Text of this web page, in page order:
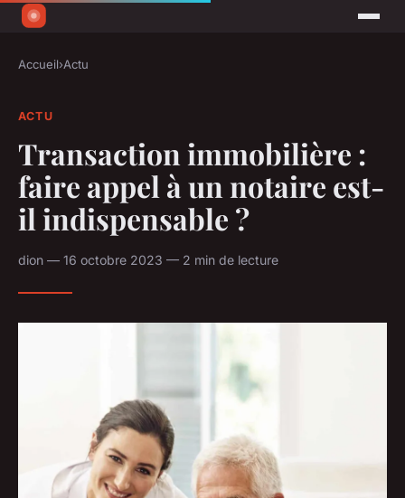
Accueil›Actu
ACTU
Transaction immobilière :
faire appel à un notaire est-
il indispensable ?
dion — 16 octobre 2023 — 2 min de lecture